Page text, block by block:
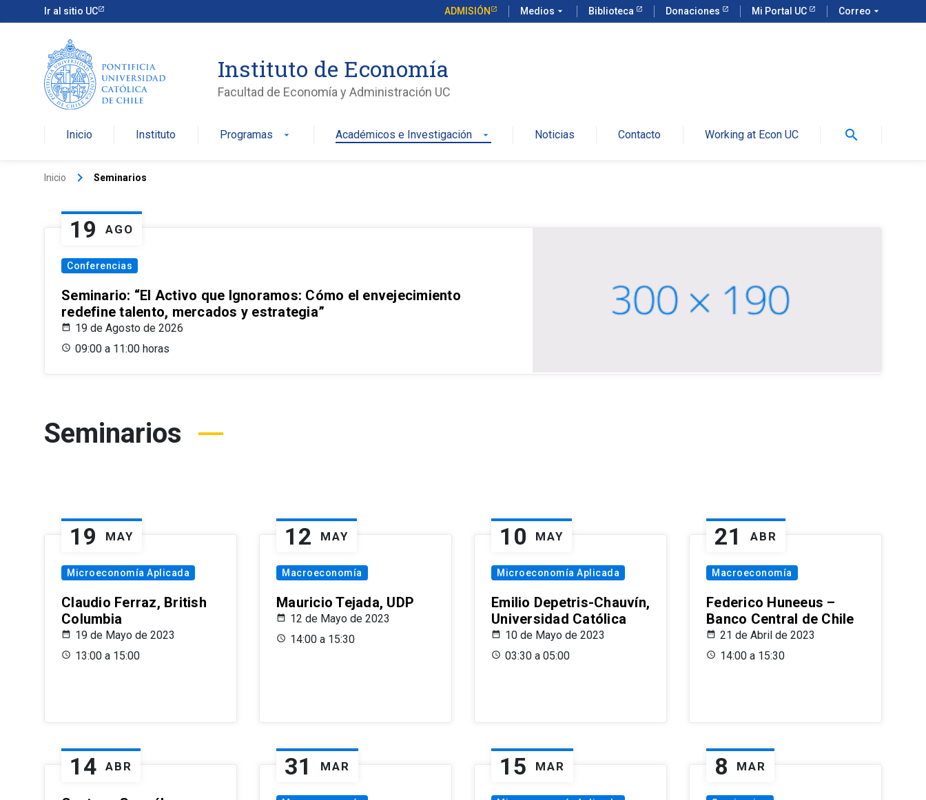
Ir al sitio UC ADMISIÓN Medios arrow_drop_down Biblioteca Donaciones Mi Portal UC Correo arrow_drop_down
Instituto de Economía
Facultad de Economía y Administración UC
Inicio Instituto Programas arrow_drop_down Académicos e Investigación arrow_drop_down Noticias Contacto Working at Econ UC search
Inicio keyboard_arrow_right Seminarios
19 AGO
Conferencias
Seminario: “El Activo que Ignoramos: Cómo el envejecimiento
redefine talento, mercados y estrategia”
19 de Agosto de 2026
09:00 a 11:00 horas
Seminarios
19 MAY
Microeconomía Aplicada
Claudio Ferraz, British
Columbia
19 de Mayo de 2023
13:00 a 15:00
12 MAY
Macroeconomía
Mauricio Tejada, UDP
12 de Mayo de 2023
14:00 a 15:30
10 MAY
Microeconomía Aplicada
Emilio Depetris-Chauvín,
Universidad Católica
10 de Mayo de 2023
03:30 a 05:00
21 ABR
Macroeconomía
Federico Huneeus –
Banco Central de Chile
21 de Abril de 2023
14:00 a 15:30
14 ABR 31 MAR 15 MAR 8 MAR